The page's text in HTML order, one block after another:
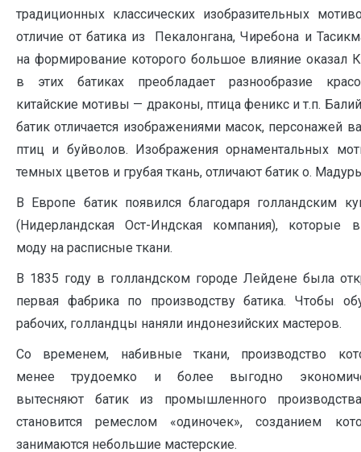
традиционных классических изобразительных
отличие от батика из Пекалонгана, Чиребона и
на формирование которого большое влияние оказал
в этих батиках преобладает разнообразие
китайские мотивы — драконы, птица феникс и т.п.
батик отличается изображениями масок, персонажей
птиц и буйволов. Изображения орнаментальных
темных цветов и грубая ткань, отличают батик о.
В Европе батик появился благодаря голландским
(Нидерландская Ост-Индская компания), которые
моду на расписные ткани.
В 1835 году в голландском городе Лейдене была
первая фабрика по производству батика. Чтобы
рабочих, голландцы наняли индонезийских мастеров.
Со временем, набивные ткани, производство
менее трудоемко и более выгодно
вытесняют батик из промышленного
становится ремеслом «одиночек», созданием
занимаются небольшие мастерские.